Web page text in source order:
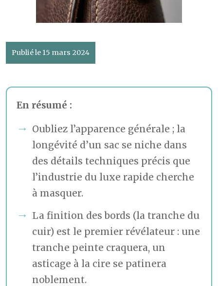
Publié le 15 mars 2024
En résumé :
Oubliez l’apparence générale ; la
longévité d’un sac se niche dans
des détails techniques précis que
l’industrie du luxe rapide cherche
à masquer.
La finition des bords (la tranche du
cuir) est le premier révélateur : une
tranche peinte craquera, un
asticage à la cire se patinera
noblement.